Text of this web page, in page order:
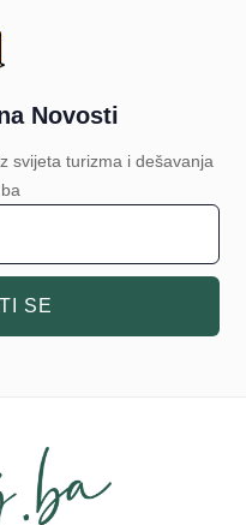
Novosti
svijeta turizma i dešavanja
SE